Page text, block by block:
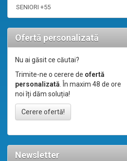
SENIORI +55
Ofertă personalizată
Nu ai găsit ce căutai?
Trimite-ne o cerere de ofertă
personalizată. În maxim 48 de ore
noi îți dăm soluția!
Cerere ofertă!
Newsletter